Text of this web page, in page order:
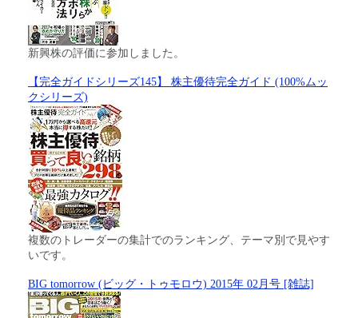
新興株の評価に参加しました。
【完全ガイドシリーズ145】 株主優待完全ガイド (100%ムッ
クシリーズ)
複数のトレーダーの集計でのランキング、テーマ別で見やす
いです。
BIG tomorrow (ビッグ・トゥモロウ) 2015年 02月号 [雑誌]